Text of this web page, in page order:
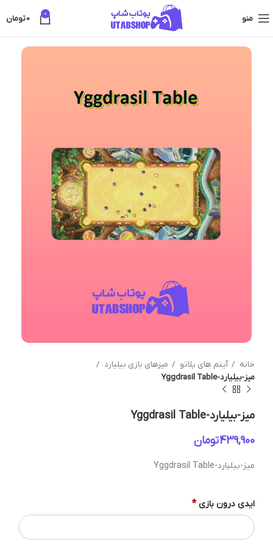
منو 0
0تومان
خانه آیتم های پلاتو
میزهای بازی بیلیارد
میز-بیلیارد-Yggdrasil Table
میز-بیلیارد-Yggdrasil Table
تومان
میز-بیلیارد-Yggdrasil Table
ایدی درون بازی *